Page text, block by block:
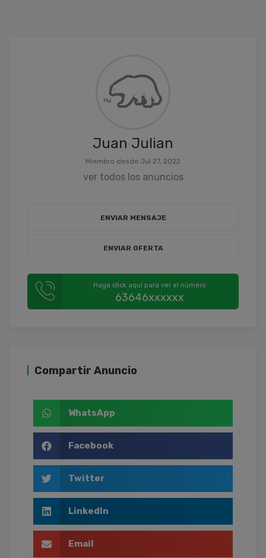
Juan Julian
Miembro desde Jul 27, 2022
ver todos los anuncios
ENVIAR MENSAJE
ENVIAR OFERTA
Haga click aquí para ver el número
63646xxxxxx
Compartir Anuncio
WhatsApp
Facebook
Twitter
LinkedIn
Email